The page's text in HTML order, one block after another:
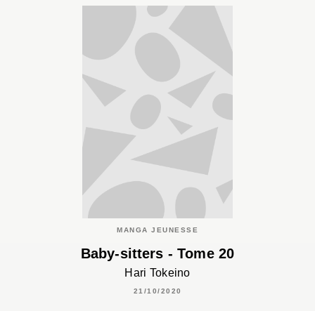
MANGA JEUNESSE
Baby-sitters - Tome 20
Hari Tokeino
21/10/2020